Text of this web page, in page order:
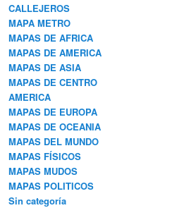
CALLEJEROS
MAPA METRO
MAPAS DE AFRICA
MAPAS DE AMERICA
MAPAS DE ASIA
MAPAS DE CENTRO
AMERICA
MAPAS DE EUROPA
MAPAS DE OCEANIA
MAPAS DEL MUNDO
MAPAS FÍSICOS
MAPAS MUDOS
MAPAS POLITICOS
Sin categoría